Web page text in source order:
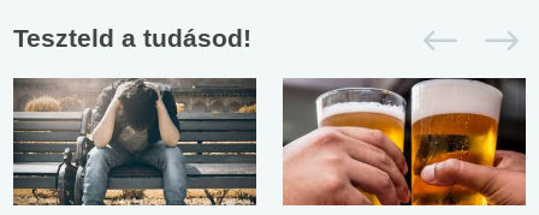
Teszteld a tudásod!